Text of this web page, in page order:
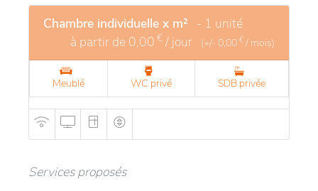
Chambre individuelle x m² - 1 unité
à partir de 0,00 € / jour (+/- 0,00 € / mois)
Meublé WC privé SDB privée
Services proposés